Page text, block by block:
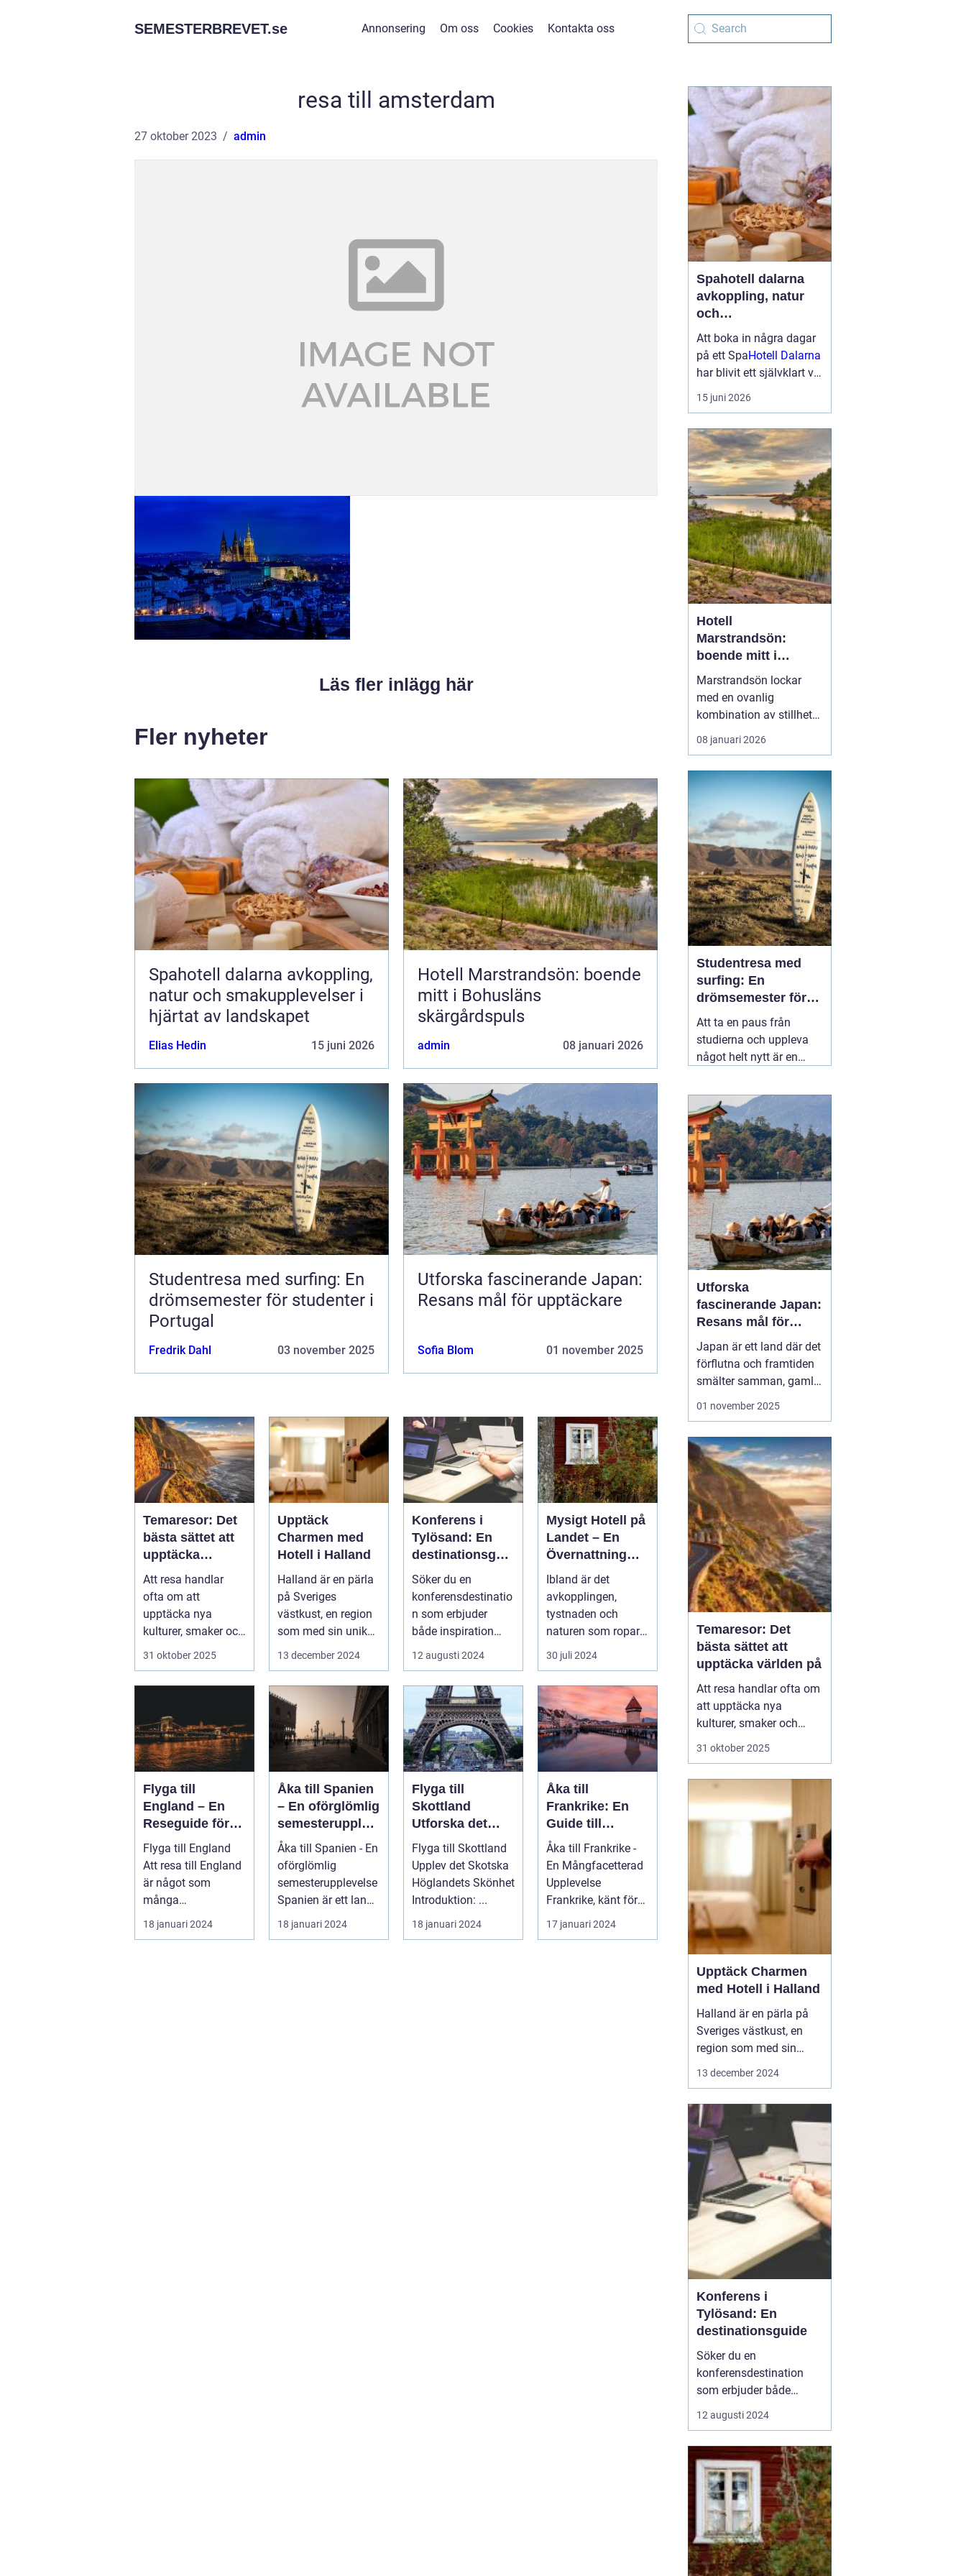
SEMESTERBREVET.se Annonsering Om oss Cookies Kontakta oss
resa till amsterdam
27 oktober 2023 admin
Läs fler inlägg här
Fler nyheter
Spahotell dalarna avkoppling,
natur och smakupplevelser i
hjärtat av landskapet
Elias Hedin 15 juni 2026
Hotell Marstrandsön: boende
mitt i Bohusläns
skärgårdspuls
admin 08 januari 2026
Studentresa med surfing: En
drömsemester för studenter i
Portugal
Fredrik Dahl 03 november 2025
Utforska fascinerande Japan:
Resans mål för upptäckare
Sofia Blom 01 november 2025
Temaresor: Det
bästa sättet att
upptäcka
världen på
Att resa handlar
ofta om att
upptäcka nya
kulturer, smaker och
perspektiv. Men vad
31 oktober 2025
Upptäck
Charmen med
Hotell i Halland
Halland är en pärla
på Sveriges
västkust, en region
som med sin unika
kustlinje...
13 december 2024
Konferens i
Tylösand: En
destinationsgui
de
Söker du en
konferensdestinatio
n som erbjuder
både inspiration
och avkoppling?
Tylös...
12 augusti 2024
Mysigt Hotell på
Landet – En
Övernattning
Med Charm
Ibland är det
avkopplingen,
tystnaden och
naturen som ropar
efter oss, och svaret
är ofta ...
30 juli 2024
Flyga till
England – En
Reseguide för
Privatpersoner
Flyga till England
Att resa till England
är något som
många
privatpersoner
drömmer om.
18 januari 2024
Åka till Spanien
– En oförglömlig
semesterupplev
else
Åka till Spanien - En
oförglömlig
semesterupplevelse
Spanien är ett land
som lockar
miljontals männ...
18 januari 2024
Flyga till
Skottland
Utforska det
Skotska
Höglandets
Skönhet
Flyga till Skottland
Upplev det Skotska
Höglandets Skönhet
Introduktion: ...
18 januari 2024
Åka till
Frankrike: En
Guide till
Landets
Mångfald och
Attraktioner
Åka till Frankrike -
En Mångfacetterad
Upplevelse
Frankrike, känt för
sin rika kultur,
historiska a...
17 januari 2024
Spahotell dalarna
avkoppling, natur
och
smakupplevelser i
hjärtat av
landskapet
Att boka in några dagar
på ett SpaHotell Dalarna
har blivit ett självklart val
för många som söker
lugn, vacker natur och
av dalaskog, sjöutsikt,
spa, väl genomtänkta
menyer och personligt
vär...
15 juni 2026
Hotell
Marstrandsön:
boende mitt i
Bohusläns
skärgårdspuls
Marstrandsön lockar
med en ovanlig
kombination av stillhet
och liv. Här möts salta
bad, segelbåtar,
moderna restauranger
inom några få minuters
promenad. För många är
valet ...
08 januari 2026
Studentresa med
surfing: En
drömsemester för
studenter i Portugal
Att ta en paus från
studierna och uppleva
något helt nytt är en
studenter. För den som
älskar havet och söker
spänning finns det få
äventyr som slår en03
november 2025
Utforska
fascinerande Japan:
Resans mål för
upptäckare
Japan är ett land där det
förflutna och framtiden
smälter samman, gamla
tempel existerar sida vid
lockas av den rika
kulturen, natursköna
landskap eller den unika
maten, erbjud...
01 november 2025
Temaresor: Det
bästa sättet att
upptäcka världen på
Att resa handlar ofta om
att upptäcka nya
kulturer, smaker och
perspektiv. Men vad
särskilt intresse eller
tema? Temaresor
erbjuder ett unikt sätt att
31 oktober 2025
Upptäck Charmen
med Hotell i Halland
Halland är en pärla på
Sveriges västkust, en
region som med sin
unika kustlinje,
såväl naturälskare som
kulturintresserade
besökare. I denna del
av...
13 december 2024
Konferens i
Tylösand: En
destinationsguide
Söker du en
konferensdestination
som erbjuder både
inspiration och
avkoppling? Tylösand,
och känt för sin
storslagna natur och
förstklassiga faciliteter,
är platsen som kan för...
12 augusti 2024